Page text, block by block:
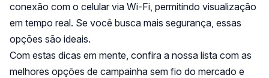
conexão com o celular via Wi-Fi, permitindo visualização
em tempo real. Se você busca mais segurança, essas
opções são ideais.
Com estas dicas em mente, confira a nossa lista com as
melhores opções de campainha sem fio do mercado e